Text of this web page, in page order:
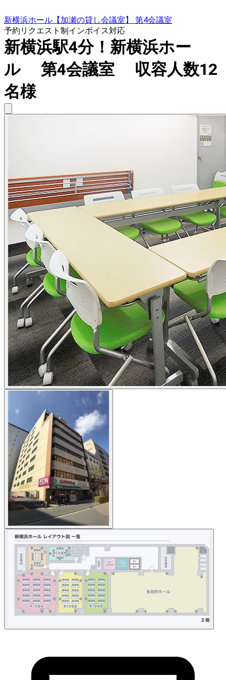
新横浜ホール【加瀬の貸し会議室】 第4会議室
予約リクエスト制インボイス対応
新横浜駅4分！新横浜ホー
ル 第4会議室 収容人数12
名様